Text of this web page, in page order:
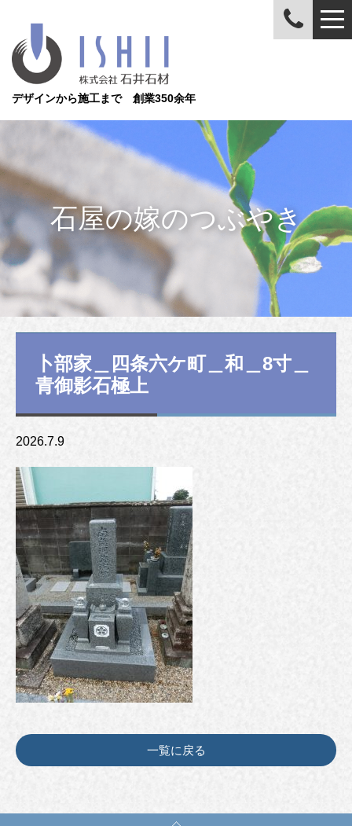
デザインから施工まで 創業350余年
石屋の嫁のつぶやき
卜部家＿四条六ケ町＿和＿8寸＿
青御影石極上
2026.7.9
一覧に戻る